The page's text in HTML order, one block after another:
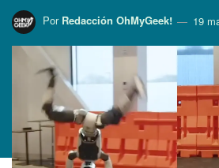
Por Redacción OhMyGeek! 19